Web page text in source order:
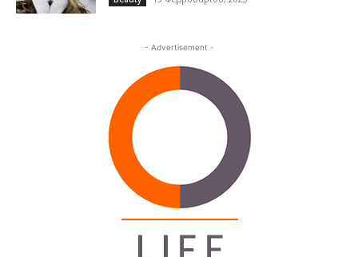
- Advertisement -